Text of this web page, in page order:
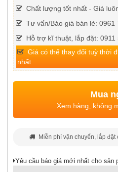
Chất lượng tốt nhất - Giá
Tư vấn/Báo giá bán lẻ: 0961
Hỗ trợ kĩ thuật, lắp đặt:
Giá có thể thay đổi tuỳ thời
nhất.
Mua
Xem hàng, không
Miễn phí vận chuyển, lắp
Yêu cầu báo giá mới nhất cho sản